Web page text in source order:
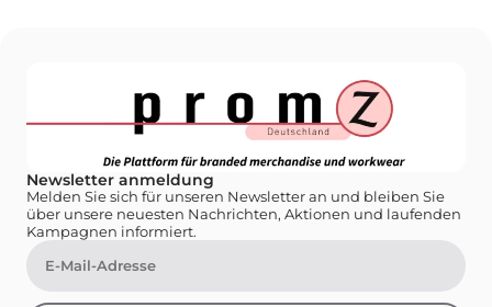
Newsletter anmeldung
Melden Sie sich für unseren Newsletter an und bleiben Sie
über unsere neuesten Nachrichten, Aktionen und laufenden
Kampagnen informiert.